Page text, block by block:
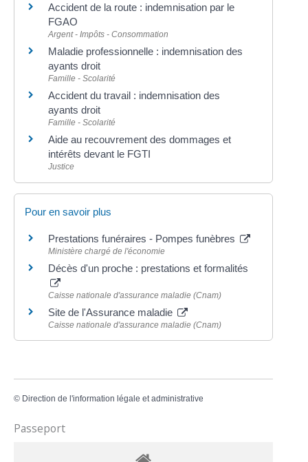
Accident de la route : indemnisation par le
FGAO
Argent - Impôts - Consommation
Maladie professionnelle : indemnisation des
ayants droit
Famille - Scolarité
Accident du travail : indemnisation des
ayants droit
Famille - Scolarité
Aide au recouvrement des dommages et
intérêts devant le FGTI
Justice
Pour en savoir plus
Prestations funéraires - Pompes funèbres
Ministère chargé de l'économie
Décès d'un proche : prestations et formalités
Caisse nationale d'assurance maladie (Cnam)
Site de l'Assurance maladie
Caisse nationale d'assurance maladie (Cnam)
© Direction de l'information légale et administrative
Passeport